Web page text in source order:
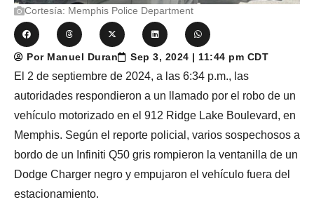
Cortesía: Memphis Police Department
Por Manuel Duran Sep 3, 2024 | 11:44 pm CDT
El 2 de septiembre de 2024, a las 6:34 p.m., las
autoridades respondieron a un llamado por el robo de un
vehículo motorizado en el 912 Ridge Lake Boulevard, en
Memphis. Según el reporte policial, varios sospechosos a
bordo de un Infiniti Q50 gris rompieron la ventanilla de un
Dodge Charger negro y empujaron el vehículo fuera del
estacionamiento.